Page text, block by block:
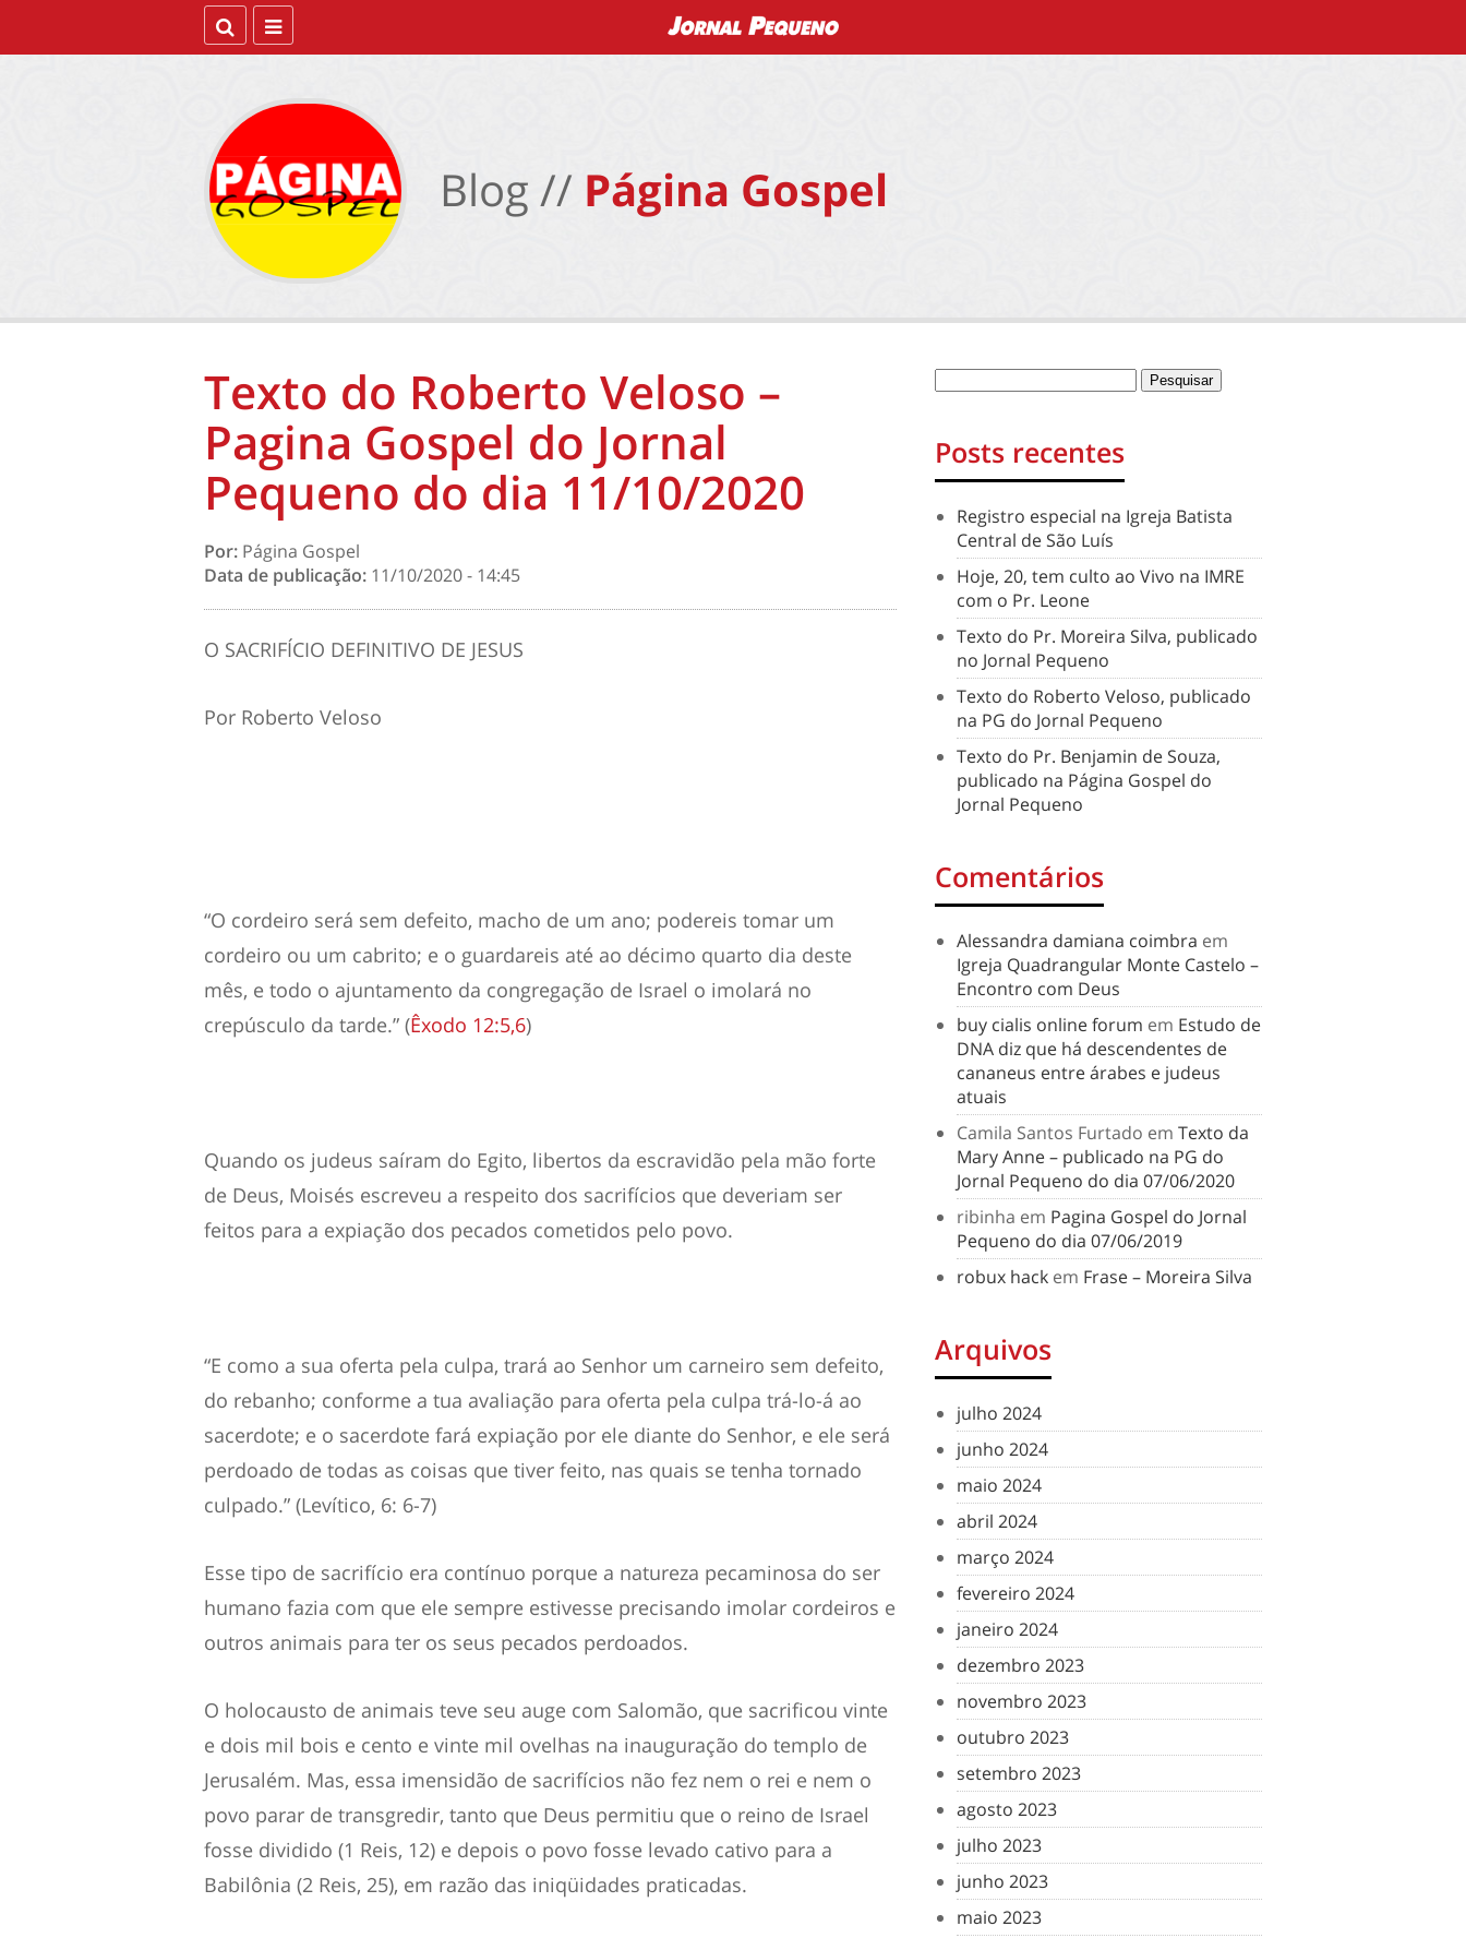
Blog // Página Gospel
Texto do Roberto Veloso –
Pagina Gospel do Jornal
Pequeno do dia 11/10/2020
Por: Página Gospel
Data de publicação: 11/10/2020 - 14:45
O SACRIFÍCIO DEFINITIVO DE JESUS
Por Roberto Veloso
“O cordeiro será sem defeito, macho de um ano; podereis tomar um
cordeiro ou um cabrito; e o guardareis até ao décimo quarto dia deste
mês, e todo o ajuntamento da congregação de Israel o imolará no
crepúsculo da tarde.” (Êxodo 12:5,6)
Quando os judeus saíram do Egito, libertos da escravidão pela mão forte
de Deus, Moisés escreveu a respeito dos sacrifícios que deveriam ser
feitos para a expiação dos pecados cometidos pelo povo.
“E como a sua oferta pela culpa, trará ao Senhor um carneiro sem defeito,
do rebanho; conforme a tua avaliação para oferta pela culpa trá-lo-á ao
sacerdote; e o sacerdote fará expiação por ele diante do Senhor, e ele será
perdoado de todas as coisas que tiver feito, nas quais se tenha tornado
culpado.” (Levítico, 6: 6-7)
Esse tipo de sacrifício era contínuo porque a natureza pecaminosa do ser
humano fazia com que ele sempre estivesse precisando imolar cordeiros e
outros animais para ter os seus pecados perdoados.
O holocausto de animais teve seu auge com Salomão, que sacrificou vinte
e dois mil bois e cento e vinte mil ovelhas na inauguração do templo de
Jerusalém. Mas, essa imensidão de sacrifícios não fez nem o rei e nem o
povo parar de transgredir, tanto que Deus permitiu que o reino de Israel
fosse dividido (1 Reis, 12) e depois o povo fosse levado cativo para a
Babilônia (2 Reis, 25), em razão das iniqüidades praticadas.
Posts recentes
Registro especial na Igreja Batista
Central de São Luís
Hoje, 20, tem culto ao Vivo na IMRE
com o Pr. Leone
Texto do Pr. Moreira Silva, publicado
no Jornal Pequeno
Texto do Roberto Veloso, publicado
na PG do Jornal Pequeno
Texto do Pr. Benjamin de Souza,
publicado na Página Gospel do
Jornal Pequeno
Comentários
Alessandra damiana coimbra em
Igreja Quadrangular Monte Castelo –
Encontro com Deus
buy cialis online forum em Estudo de
DNA diz que há descendentes de
cananeus entre árabes e judeus
atuais
Camila Santos Furtado em Texto da
Mary Anne – publicado na PG do
Jornal Pequeno do dia 07/06/2020
ribinha em Pagina Gospel do Jornal
Pequeno do dia 07/06/2019
robux hack em Frase – Moreira Silva
Arquivos
julho 2024
junho 2024
maio 2024
abril 2024
março 2024
fevereiro 2024
janeiro 2024
dezembro 2023
novembro 2023
outubro 2023
setembro 2023
agosto 2023
julho 2023
junho 2023
maio 2023